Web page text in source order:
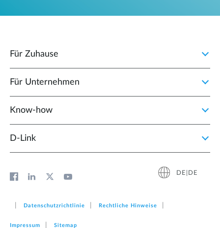
Für Zuhause
Für Unternehmen
Know-how
D‑Link
DE|DE
Datenschutzrichtlinie Rechtliche Hinweise
Impressum Sitemap